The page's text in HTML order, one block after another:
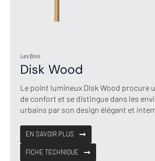
Les Bois
Disk Wood
Le point lumineux Disk Wood procure
de confort et se distingue dans les
urbains par son design élégant et
EN SAVOIR PLUS
FICHE TECHNIQUE